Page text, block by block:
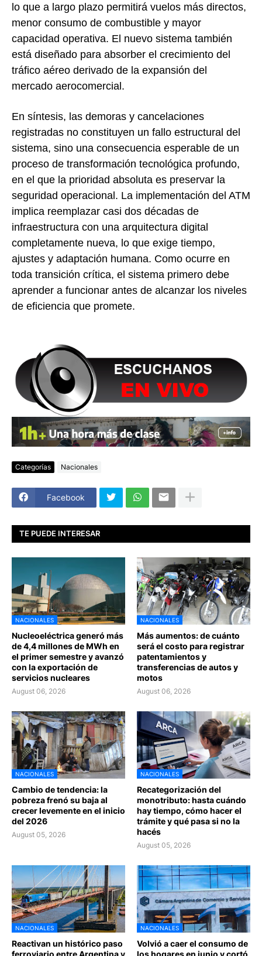
lo que a largo plazo permitirá vuelos más directos,
menor consumo de combustible y mayor
capacidad operativa. El nuevo sistema también
está diseñado para absorber el crecimiento del
tráfico aéreo derivado de la expansión del
mercado aerocomercial.
En síntesis, las demoras y cancelaciones
registradas no constituyen un fallo estructural del
sistema, sino una consecuencia esperable de un
proceso de transformación tecnológica profundo,
en el que la prioridad absoluta es preservar la
seguridad operacional. La implementación del ATM
implica reemplazar casi dos décadas de
infraestructura con una arquitectura digital
completamente nueva, lo que exige tiempo,
ajustes y adaptación humana. Como ocurre en
toda transición crítica, el sistema primero debe
aprender a funcionar antes de alcanzar los niveles
de eficiencia que promete.
Categorías Nacionales
Facebook
TE PUEDE INTERESAR
NACIONALES
Nucleoeléctrica generó más
de 4,4 millones de MWh en
el primer semestre y avanzó
con la exportación de
servicios nucleares
August 06, 2026
NACIONALES
Más aumentos: de cuánto
será el costo para registrar
patentamientos y
transferencias de autos y
motos
August 06, 2026
NACIONALES
Cambio de tendencia: la
pobreza frenó su baja al
crecer levemente en el inicio
del 2026
August 05, 2026
NACIONALES
Recategorización del
monotributo: hasta cuándo
hay tiempo, cómo hacer el
trámite y qué pasa si no la
hacés
August 05, 2026
NACIONALES
Reactivan un histórico paso
ferroviario entre Argentina y
NACIONALES
Volvió a caer el consumo de
los hogares en junio y cortó